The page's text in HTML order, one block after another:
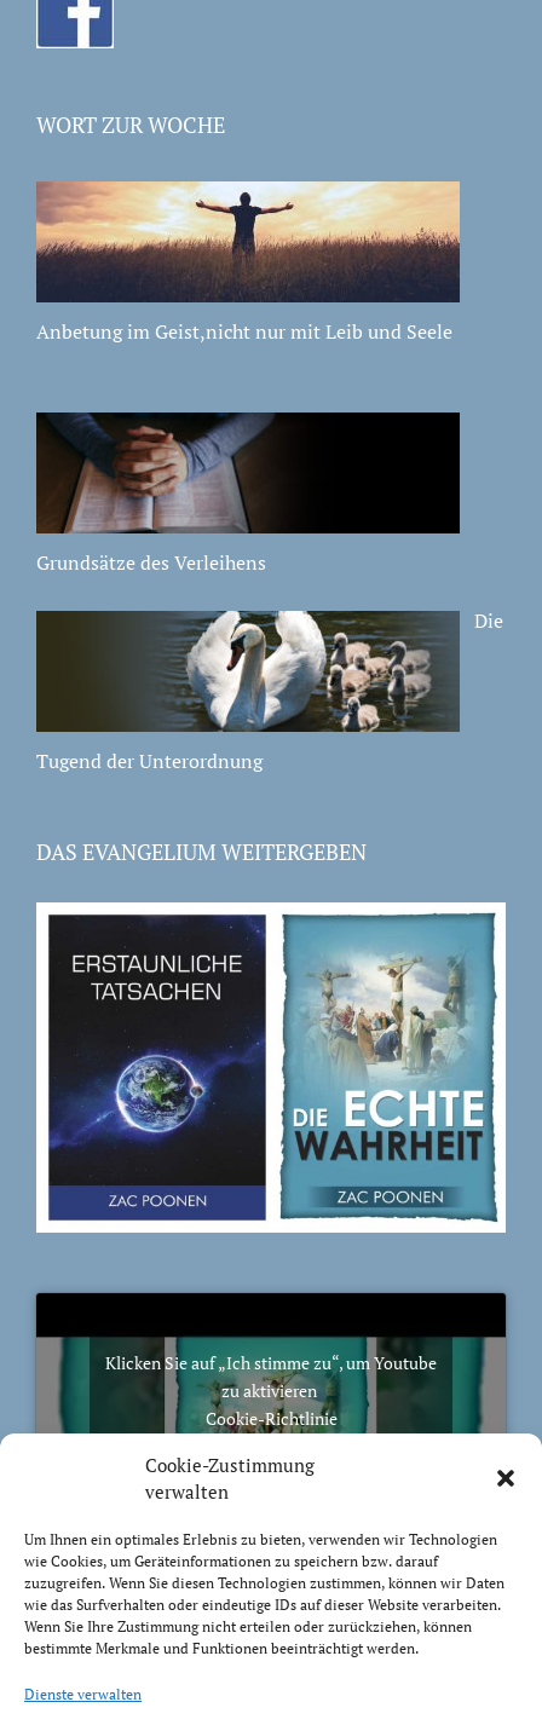
Cookie-Zustimmung
verwalten
Um Ihnen ein optimales Erlebnis zu bieten, verwenden wir Technologien
wie Cookies, um Geräteinformationen zu speichern bzw. darauf
zuzugreifen. Wenn Sie diesen Technologien zustimmen, können wir Daten
wie das Surfverhalten oder eindeutige IDs auf dieser Website verarbeiten.
Wenn Sie Ihre Zustimmung nicht erteilen oder zurückziehen, können
bestimmte Merkmale und Funktionen beeinträchtigt werden.
Dienste verwalten
WORT ZUR WOCHE
Anbetung im Geist,nicht nur mit Leib und Seele
Grundsätze des Verleihens
Die
Tugend der Unterordnung
DAS EVANGELIUM WEITERGEBEN
Klicken Sie auf „Ich stimme zu“, um Youtube
zu aktivieren
Cookie-Richtlinie
Ich stimme zu
BIBELVERS DES TAGES
euch tragen, bis ihr grau werdet. Ich habe es getan; ich